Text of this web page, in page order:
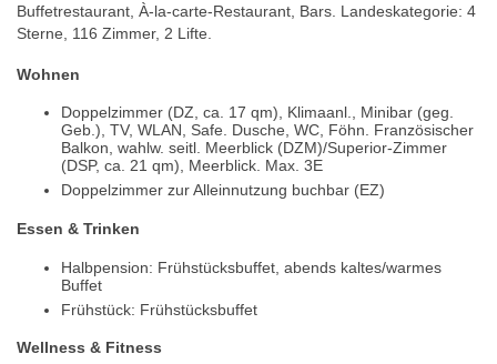
Buffetrestaurant, À-la-carte-Restaurant, Bars. Landeskategorie: 4
Sterne, 116 Zimmer, 2 Lifte.
Wohnen
Doppelzimmer (DZ, ca. 17 qm), Klimaanl., Minibar (geg.
Geb.), TV, WLAN, Safe. Dusche, WC, Föhn. Französischer
Balkon, wahlw. seitl. Meerblick (DZM)/Superior-Zimmer
(DSP, ca. 21 qm), Meerblick. Max. 3E
Doppelzimmer zur Alleinnutzung buchbar (EZ)
Essen & Trinken
Halbpension: Frühstücksbuffet, abends kaltes/warmes
Buffet
Frühstück: Frühstücksbuffet
Wellness & Fitness